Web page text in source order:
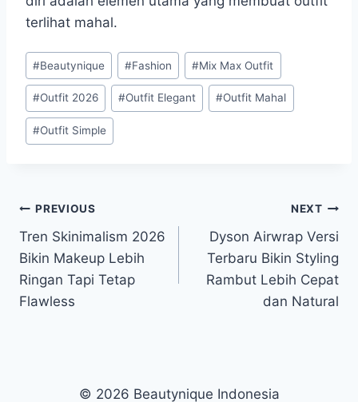
terlihat mahal.
Post
Tags:
#Beautynique #Fashion #Mix Max Outfit
#Outfit 2026 #Outfit Elegant #Outfit Mahal
#Outfit Simple
Post
navigation
PREVIOUS
Tren Skinimalism 2026
Bikin Makeup Lebih
Ringan Tapi Tetap
Flawless
NEXT
Dyson Airwrap Versi
Terbaru Bikin Styling
Rambut Lebih Cepat
dan Natural
© 2026 Beautynique Indonesia